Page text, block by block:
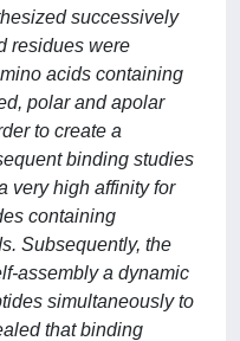
successively
residues were
acids containing
polar and apolar
to create a
binding studies
very high affinity for
containing
Subsequently, the
assembly a dynamic
simultaneously to
that binding